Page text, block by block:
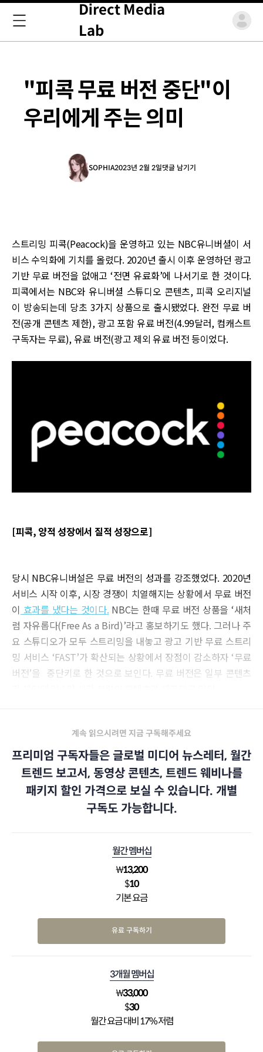
Direct Media
Lab
"피콕 무료 버전 중단"이
우리에게 주는 의미
SOPHIA2023년 2월 2일댓글 남기기
스트리밍 피콕(Peacock)을 운영하고 있는 NBC유니버셜이 서
비스 수익화에 기치를 올렸다. 2020년 출시 이후 운영하던 광고
기반 무료 버전을 없애고 ‘전면 유료화’에 나서기로 한 것이다.
피콕에서는 NBC와 유니버셜 스튜디오 콘텐츠, 피콕 오리지널
이 방송되는데 당초 3가지 상품으로 출시됐었다. 완전 무료 버
전(공개 콘텐츠 제한), 광고 포함 유료 버전(4.99달러, 컴캐스트
구독자는 무료), 유료 버전(광고 제외 유료 버전 등이었다.
[피콕, 양적 성장에서 질적 성장으로]
당시 NBC유니버설은 무료 버전의 성과를 강조했었다. 2020년
서비스 시작 이후, 시장 경쟁이 치열해지는 상황에서 무료 버전
이 효과를 냈다는 것이다. NBC는 한때 무료 버전 상품을 ‘새처
럼 자유롭다(Free As a Bird)’라고 홍보하기도 했다. 그러나 주
요 스튜디오가 모두 스트리밍을 내놓고 광고 기반 무료 스트리
밍 서비스 ‘FAST’가 확산되는 상황에서 장점이 감소하자 ‘무료
버전’을 중단키로 한 것으로 보인다. 무료 버전은 일부 콘텐츠
계속 읽으시려면 지금 구독해주세요
프리미엄 구독자들은 글로벌 미디어 뉴스레터, 월간
트렌드 보고서, 동영상 콘텐츠, 트렌드 웨비나를
패키지 할인 가격으로 보실 수 있습니다. 개별
구독도 가능합니다.
월간 멤버십
₩13,200
$10
기본 요금
유료 구독하기
3개월 멤버십
₩33,000
$30
월간 요금 대비 17% 저렴